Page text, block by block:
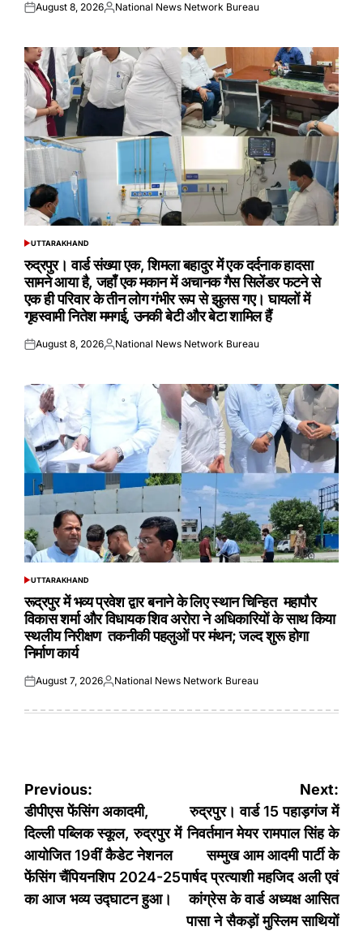
Posted
August 8, 2026Posted
National News Network Bureau
POSTED
UTTARAKHAND
रुद्रपुर। वार्ड संख्या एक, शिमला बहादुर में एक दर्दनाक हादसा
सामने आया है, जहाँ एक मकान में अचानक गैस सिलेंडर फटने से
एक ही परिवार के तीन लोग गंभीर रूप से झुलस गए। घायलों में
गृहस्वामी नितेश ममगई, उनकी बेटी और बेटा शामिल हैं
Posted
August 8, 2026Posted
National News Network Bureau
POSTED
UTTARAKHAND
रूद्रपुर में भव्य प्रवेश द्वार बनाने के लिए स्थान चिन्हित महापौर
विकास शर्मा और विधायक शिव अरोरा ने अधिकारियों के साथ किया
स्थलीय निरीक्षण तकनीकी पहलुओं पर मंथन; जल्द शुरू होगा
निर्माण कार्य
Posted
August 7, 2026Posted
National News Network Bureau
Post
navigation
Previous:
डीपीएस फेंसिंग अकादमी,
दिल्ली पब्लिक स्कूल, रुद्रपुर में
आयोजित 19वीं कैडेट नेशनल
फेंसिंग चैंपियनशिप 2024-25
का आज भव्य उद्घाटन हुआ।
Next:
रुद्रपुर। वार्ड 15 पहाड़गंज में
निवर्तमान मेयर रामपाल सिंह के
सम्मुख आम आदमी पार्टी के
पार्षद प्रत्याशी महजिद अली एवं
कांग्रेस के वार्ड अध्यक्ष आसित
पासा ने सैकड़ों मुस्लिम साथियों